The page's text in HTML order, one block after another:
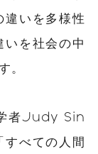
違いを多様性
いを社会の中
。
者Judy Sin
べての人間